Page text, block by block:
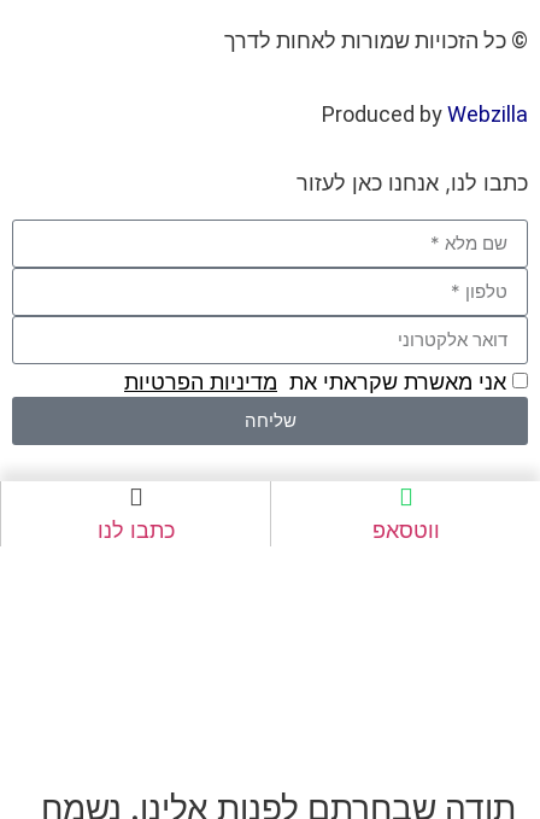
© כל הזכויות שמורות לאחות לדרך
Produced byWebzilla
כתבו לנו, אנחנו כאן לעזור
אני מאשרת שקראתי את מדיניות הפרטיות
שליחה
ווטסאפ כתבו לנו
תודה שבחרתם לפנות אלינו. נשמח